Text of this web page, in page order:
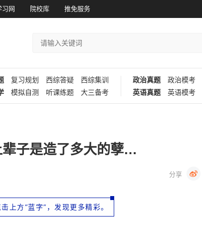
习网 院校库 推免服务
复习规划 西综答疑
西综集训
模拟自测 听课练题 大三备考
政治真题 政治模考
英语真题
英语模考
子是造了多大的孽…
击上方“蓝字”，发现更多精彩。